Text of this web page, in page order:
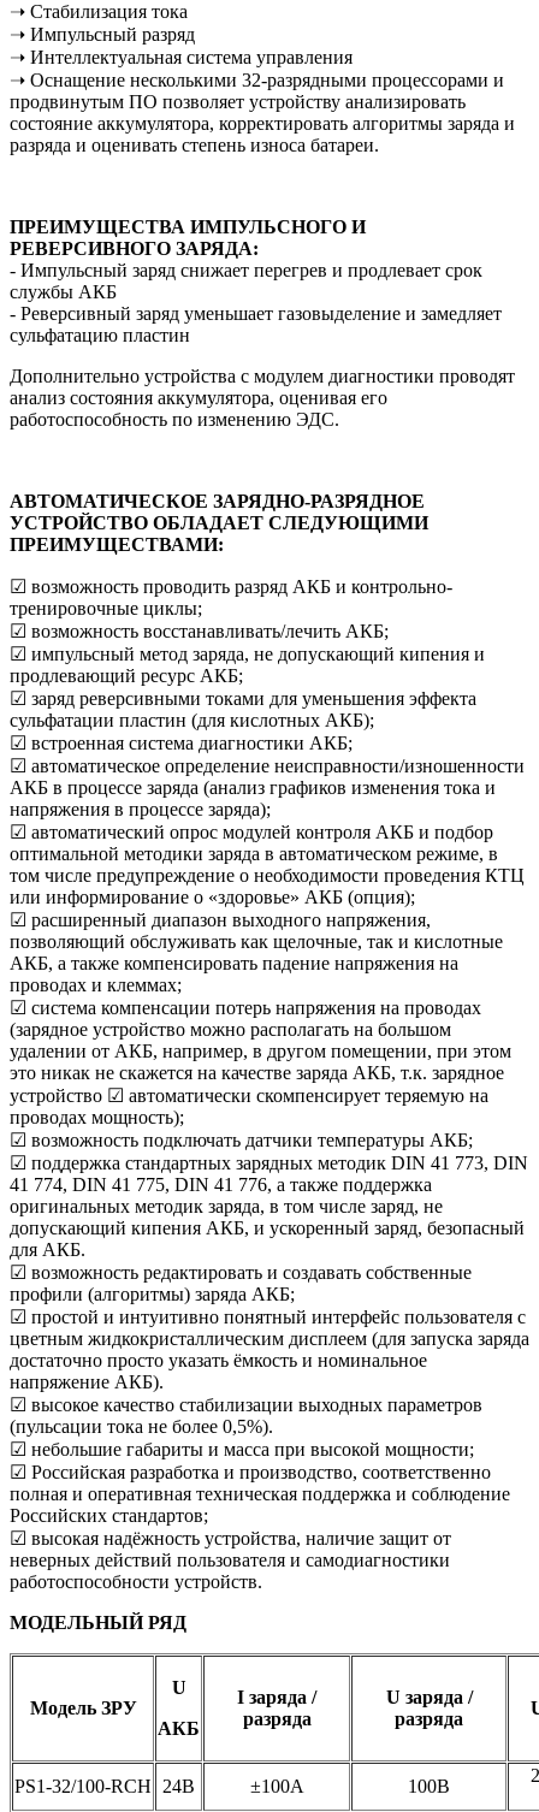
➝ Стабилизация тока
➝ Импульсный разряд
➝ Интеллектуальная система управления
➝ Оснащение несколькими 32-разрядными процессорами и
продвинутым ПО позволяет устройству анализировать
состояние аккумулятора, корректировать алгоритмы заряда и
разряда и оценивать степень износа батареи.
ПРЕИМУЩЕСТВА ИМПУЛЬСНОГО И
РЕВЕРСИВНОГО ЗАРЯДА:
- Импульсный заряд снижает перегрев и продлевает срок
службы АКБ
- Реверсивный заряд уменьшает газовыделение и замедляет
сульфатацию пластин
Дополнительно устройства с модулем диагностики проводят
анализ состояния аккумулятора, оценивая его
работоспособность по изменению ЭДС.
АВТОМАТИЧЕСКОЕ ЗАРЯДНО-РАЗРЯДНОЕ
УСТРОЙСТВО ОБЛАДАЕТ СЛЕДУЮЩИМИ
ПРЕИМУЩЕСТВАМИ:
☑ возможность проводить разряд АКБ и контрольно-
тренировочные циклы;
☑ возможность восстанавливать/лечить АКБ;
☑ импульсный метод заряда, не допускающий кипения и
продлевающий ресурс АКБ;
☑ заряд реверсивными токами для уменьшения эффекта
сульфатации пластин (для кислотных АКБ);
☑ встроенная система диагностики АКБ;
☑ автоматическое определение неисправности/изношенности
АКБ в процессе заряда (анализ графиков изменения тока и
напряжения в процессе заряда);
☑ автоматический опрос модулей контроля АКБ и подбор
оптимальной методики заряда в автоматическом режиме, в
том числе предупреждение о необходимости проведения КТЦ
или информирование о «здоровье» АКБ (опция);
☑ расширенный диапазон выходного напряжения,
позволяющий обслуживать как щелочные, так и кислотные
АКБ, а также компенсировать падение напряжения на
проводах и клеммах;
☑ система компенсации потерь напряжения на проводах
(зарядное устройство можно располагать на большом
удалении от АКБ, например, в другом помещении, при этом
это никак не скажется на качестве заряда АКБ, т.к. зарядное
устройство ☑ автоматически скомпенсирует теряемую на
проводах мощность);
☑ возможность подключать датчики температуры АКБ;
☑ поддержка стандартных зарядных методик DIN 41 773, DIN
41 774, DIN 41 775, DIN 41 776, а также поддержка
оригинальных методик заряда, в том числе заряд, не
допускающий кипения АКБ, и ускоренный заряд, безопасный
для АКБ.
☑ возможность редактировать и создавать собственные
профили (алгоритмы) заряда АКБ;
☑ простой и интуитивно понятный интерфейс пользователя с
цветным жидкокристаллическим дисплеем (для запуска заряда
достаточно просто указать ёмкость и номинальное
напряжение АКБ).
☑ высокое качество стабилизации выходных параметров
(пульсации тока не более 0,5%).
☑ небольшие габариты и масса при высокой мощности;
☑ Российская разработка и производство, соответственно
полная и оперативная техническая поддержка и соблюдение
Российских стандартов;
☑ высокая надёжность устройства, наличие защит от
неверных действий пользователя и самодиагностики
работоспособности устройств.
МОДЕЛЬНЫЙ РЯД
Модель ЗРУ
U
АКБ
I заряда /
разряда
U заряда /
разряда
PS1-32/100-RCH 24B ±100А 100В